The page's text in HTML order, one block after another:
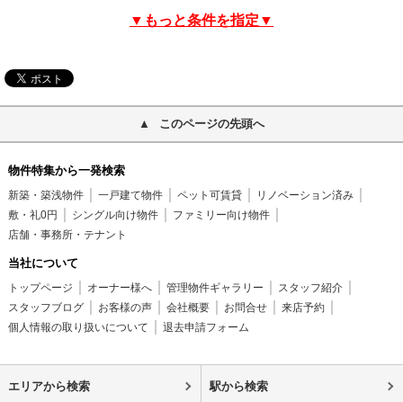
▼もっと条件を指定▼
このページの先頭へ
物件特集から一発検索
新築・築浅物件 一戸建て物件 ペット可賃貸
リノベーション済み
敷・礼0円
シングル向け物件
ファミリー向け物件
店舗・事務所・テナント
当社について
トップページ オーナー様へ 管理物件ギャラリー
スタッフ紹介
スタッフブログ
お客様の声 会社概要 お問合せ
来店予約
個人情報の取り扱いについて
退去申請フォーム
エリアから検索 駅から検索